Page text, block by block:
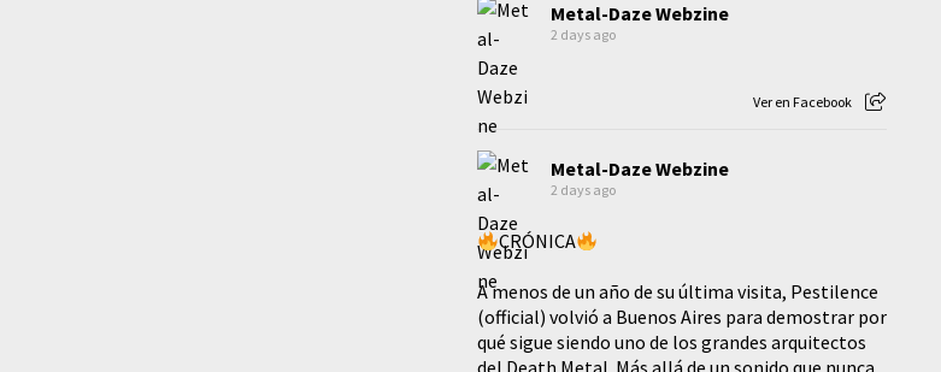
Metal-Daze Webzine
2 days ago
Ver en Facebook
Metal-Daze Webzine
2 days ago
CRÓNICA
A menos de un año de su última visita, Pestilence
(official) volvió a Buenos Aires para demostrar por
qué sigue siendo uno de los grandes arquitectos
del Death Metal. Más allá de un sonido que nunca